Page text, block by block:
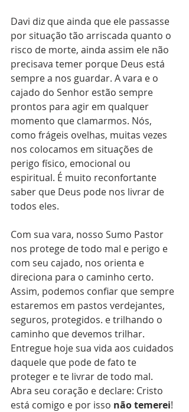
Davi diz que ainda que ele passasse
por situação tão arriscada quanto o
risco de morte, ainda assim ele não
precisava temer porque Deus está
sempre a nos guardar. A vara e o
cajado do Senhor estão sempre
prontos para agir em qualquer
momento que clamarmos. Nós,
como frágeis ovelhas, muitas vezes
nos colocamos em situações de
perigo físico, emocional ou
espiritual. É muito reconfortante
saber que Deus pode nos livrar de
todos eles.
Com sua vara, nosso Sumo Pastor
nos protege de todo mal e perigo e
com seu cajado, nos orienta e
direciona para o caminho certo.
Assim, podemos confiar que sempre
estaremos em pastos verdejantes,
seguros, protegidos. e trilhando o
caminho que devemos trilhar.
Entregue hoje sua vida aos cuidados
daquele que pode de fato te
proteger e te livrar de todo mal.
Abra seu coração e declare: Cristo
está comigo e por isso não temerei!